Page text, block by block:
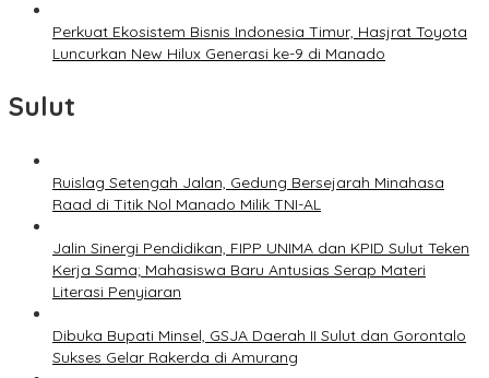
Perkuat Ekosistem Bisnis Indonesia Timur, Hasjrat Toyota
Luncurkan New Hilux Generasi ke-9 di Manado
Sulut
Ruislag Setengah Jalan, Gedung Bersejarah Minahasa
Raad di Titik Nol Manado Milik TNI-AL
Jalin Sinergi Pendidikan, FIPP UNIMA dan KPID Sulut Teken
Kerja Sama; Mahasiswa Baru Antusias Serap Materi
Literasi Penyiaran
Dibuka Bupati Minsel, GSJA Daerah II Sulut dan Gorontalo
Sukses Gelar Rakerda di Amurang